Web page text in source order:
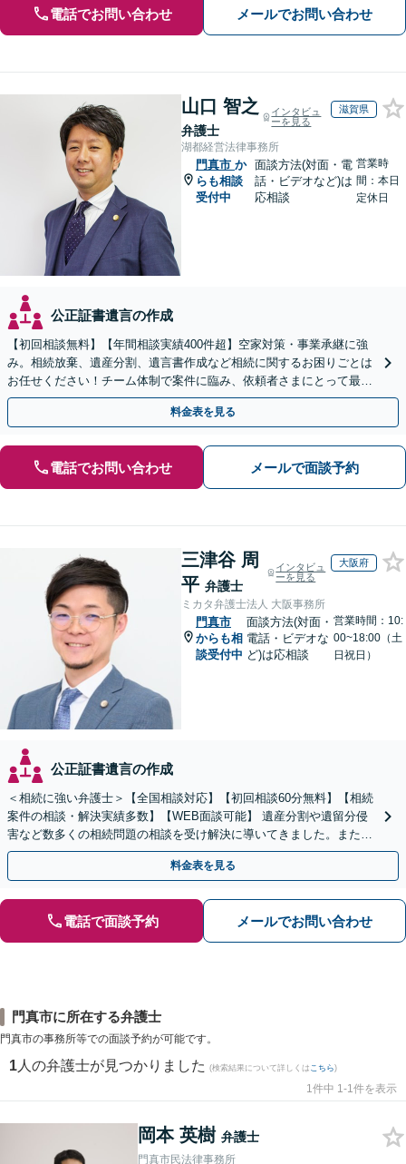
電話でお問い合わせ メールでお問い合わせ
山口 智之
弁護士
インタビュ
ーを見る
滋賀県
湖都経営法律事務所
門真市 か
らも相談
受付中
面談方法(対面・電
話・ビデオなど)は
応相談
営業時
間：本日
定休日
公正証書遺言の作成
【初回相談無料】【年間相談実績400件超】空家対策・事業承継に強
み。相続放棄、遺産分割、遺言書作成など相続に関するお困りごとは
お任せください！チーム体制で案件に臨み、依頼者さまにとって最善
の解決を目指します【堅田駅4分】【無料駐車場あり】
料金表を見る
電話でお問い合わせ メールで面談予約
三津谷 周
平 弁護士
インタビュ
ーを見る
大阪府
ミカタ弁護士法人 大阪事務所
門真市
からも相
談受付中
面談方法(対面・
電話・ビデオな
ど)は応相談
営業時間：10:
00~18:00（土
日祝日）
公正証書遺言の作成
＜相続に強い弁護士＞【全国相談対応】【初回相談60分無料】【相続
案件の相談・解決実績多数】【WEB面談可能】 遺産分割や遺留分侵
害など数多くの相続問題の相談を受け解決に導いてきました。また、
過去に１００件超の遺言作成のお手伝いをしました。
料金表を見る
電話で面談予約 メールでお問い合わせ
門真市に所在する弁護士
門真市の事務所等での面談予約が可能です。
1 人の弁護士が見つかりました (検索結果について詳しくは こちら)
1件中 1-1件を表示
岡本 英樹 弁護士
門真市民法律事務所